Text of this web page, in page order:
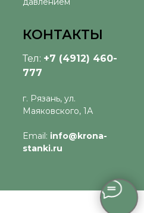
КОНТАКТЫ
Тел: +7 (4912) 460-
777
г. Рязань, ул.
Маяковского, 1А
Email: info@krona-
stanki.ru